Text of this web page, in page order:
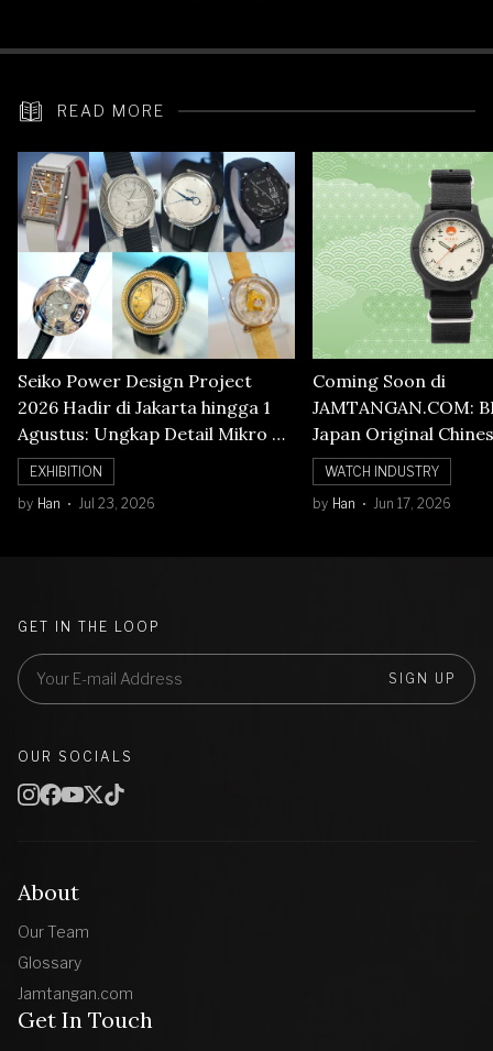
READ MORE
Seiko Power Design Project
2026 Hadir di Jakarta hingga 1
Agustus: Ungkap Detail Mikro di
Balik Seni Watchmaking
EXHIBITION
by Han Jul 23, 2026
Coming Soon di
JAMTANGAN.COM:
Japan Original
Numerals Watch
WATCH INDUSTRY
by Han Jun 17, 2026
About
Our Team
Glossary
Jamtangan.com
Get In Touch
GET IN THE LOOP
SIGN UP
OUR SOCIALS